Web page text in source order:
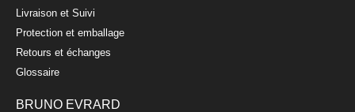
Livraison et Suivi
Protection et emballage
Retours et échanges
Glossaire
BRUNO EVRARD